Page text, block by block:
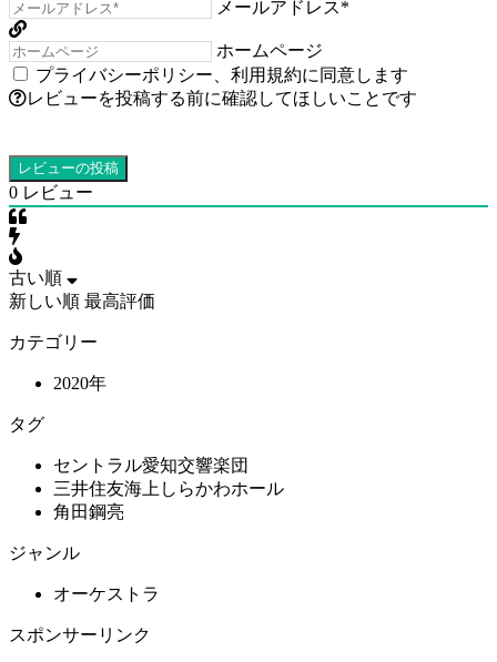
メールアドレス*
ホームページ
プライバシーポリシー
利用規約に同意します
レビューを投稿する前に確認してほしいことです
0 レビュー
古い順
新しい順 最高評価
カテゴリー
2020年
タグ
セントラル愛知交響楽団
三井住友海上しらかわホール
角田鋼亮
ジャンル
オーケストラ
スポンサーリンク